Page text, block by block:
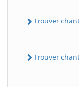
Trouver
Trouver